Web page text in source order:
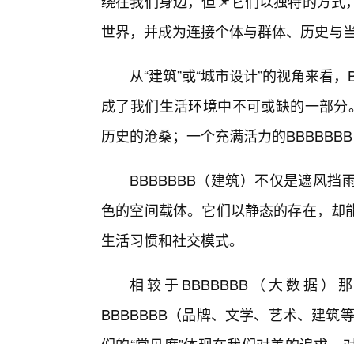
世界，并成为连接个体与群体、历史与
从“建筑”或“城市设计”的视角来看
成了我们生活环境中不可或缺的一部
历史的沧桑；一个充满活力的
BBBBBBB（建筑）不仅是遮风挡
色的空间载体。它们以静态的存在，
生活习惯和社交模式。
相较于BBBBBBB（大数据）
BBBBBBB（品牌、文学、艺术、建筑